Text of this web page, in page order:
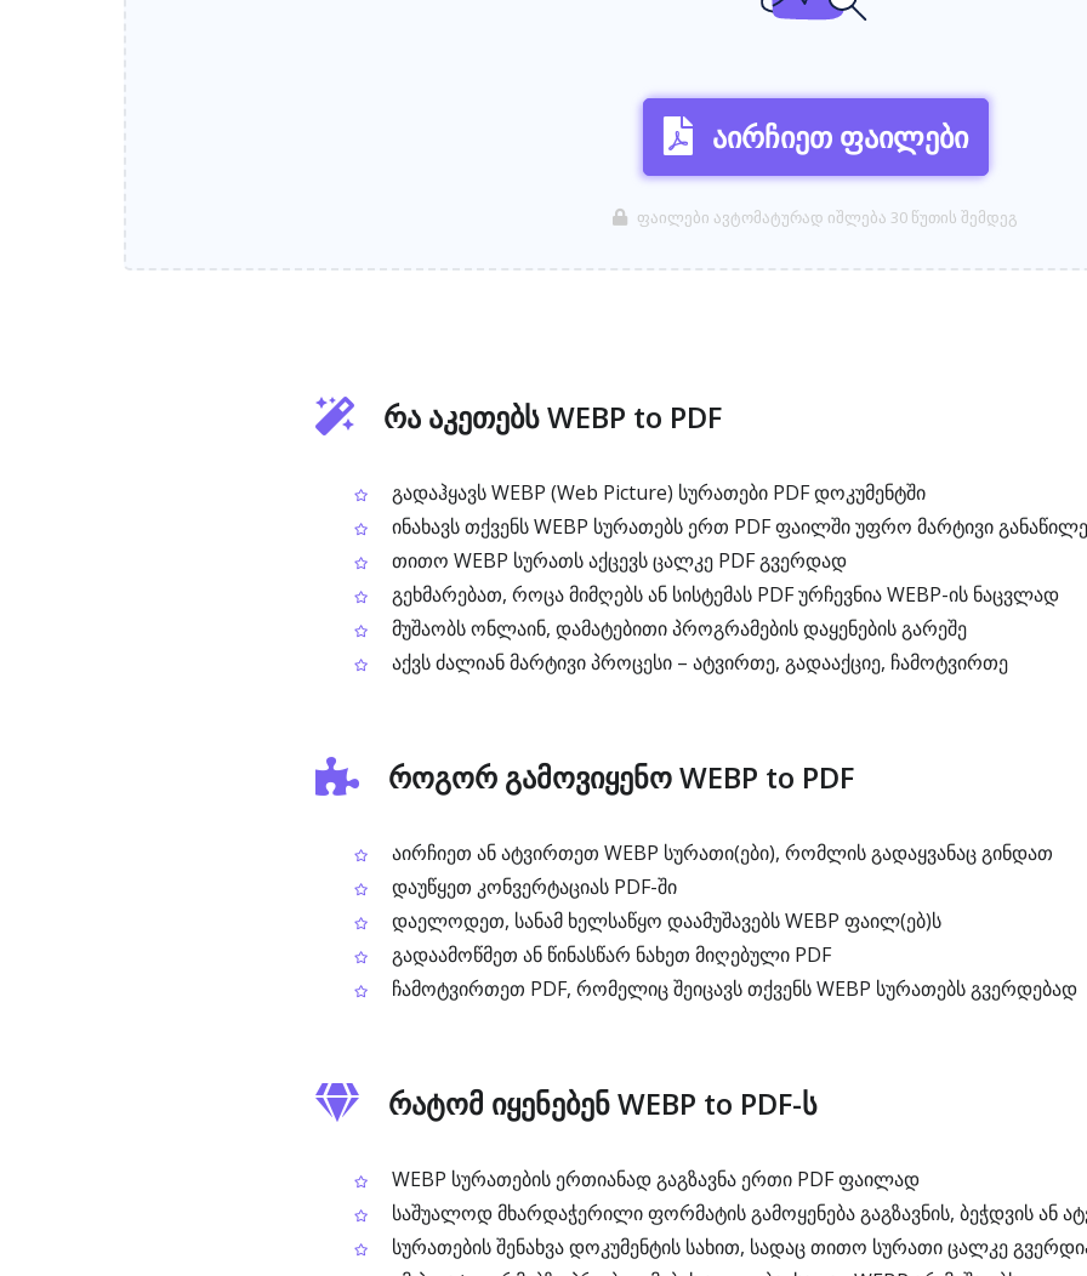
აირჩიეთ ფაილები
ფაილები ავტომატურად იშლება 30 წუთის შემდეგ
რა აკეთებს WEBP to PDF
გადაჰყავს WEBP (Web Picture) სურათები PDF დოკუმენტში
ინახავს თქვენს WEBP სურათებს ერთ PDF ფაილში უფრო მარტივი
თითო WEBP სურათს აქცევს ცალკე PDF გვერდად
გეხმარებათ, როცა მიმღებს ან სისტემას PDF ურჩევნია WEBP-ის ნაცვლად
მუშაობს ონლაინ, დამატებითი პროგრამების დაყენების გარეშე
აქვს ძალიან მარტივი პროცესი – ატვირთე, გადააქციე, ჩამოტვირთე
როგორ გამოვიყენო WEBP to PDF
აირჩიეთ ან ატვირთეთ WEBP სურათი(ები), რომლის გადაყვანაც გინდათ
დაუწყეთ კონვერტაციას PDF-ში
დაელოდეთ, სანამ ხელსაწყო დაამუშავებს WEBP ფაილ(ებ)ს
გადაამოწმეთ ან წინასწარ ნახეთ მიღებული PDF
ჩამოტვირთეთ PDF, რომელიც შეიცავს თქვენს WEBP სურათებს გვერდებად
რატომ იყენებენ WEBP to PDF-ს
WEBP სურათების ერთიანად გაგზავნა ერთი PDF ფაილად
საშუალოდ მხარდაჭერილი ფორმატის გამოყენება გაგზავნის, ბეჭდვის ან
სურათების შენახვა დოკუმენტის სახით, სადაც თითო სურათი ცალკე